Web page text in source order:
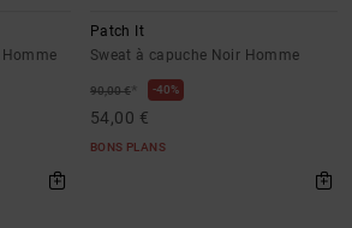
Patch It
Sweat à capuche Noir Homme
90,00 €* 40%
54,00 €
BONS PLANS